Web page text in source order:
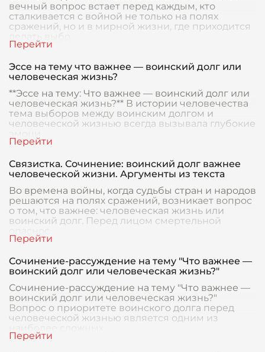
вечный вопрос встает перед каждым, кто
сталкивается с войной не только на полях
сражений, но и в мирной жизни, где приходится
делать выбо
Эссе на тему что важнее — воинский долг или
человеческая жизнь?
**Эссе на тему: Что важнее — воинский долг или
человеческая жизнь?** В истории человечества
тема выборов между воинским долгом и
человеческой жизнью всегда вызывала глубокие
Связистка. Сочинение: воинский долг важнее
человеческой жизни. Аргументы из текста
Во времена войны, когда судьбы стран и народов
решаются на полях сражений, возникает вопрос
о том, что важнее: человеческая жизнь или
воинский долг. Перед лицом смертельной
Сочинение-рассуждение на тему "Что важнее —
воинский долг или человеческая жизнь?"
Сочинение-рассуждение на тему "Что важнее —
воинский долг или человеческая жизнь?"
Вопрос о приоритете воинского долга перед
человеческой жизнью является одним из
наиболее сложных